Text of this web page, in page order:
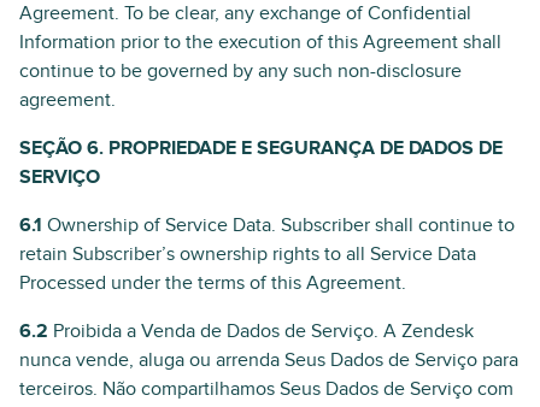
Agreement. To be clear, any exchange of Confidential
Information prior to the execution of this Agreement shall
continue to be governed by any such non-disclosure
agreement.
SEÇÃO 6. PROPRIEDADE E SEGURANÇA DE DADOS DE
SERVIÇO
6.1 Ownership of Service Data. Subscriber shall continue to
retain Subscriber’s ownership rights to all Service Data
Processed under the terms of this Agreement.
6.2 Proibida a Venda de Dados de Serviço. A Zendesk
nunca vende, aluga ou arrenda Seus Dados de Serviço para
terceiros. Não compartilhamos Seus Dados de Serviço com